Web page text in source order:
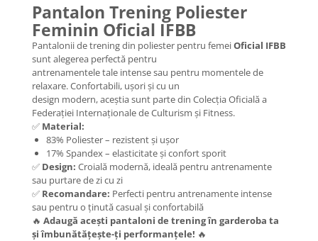
Pantalon Trening Poliester
Feminin Oficial IFBB
Pantalonii de trening din poliester pentru femeiOficial IFBB
sunt alegerea perfectă pentru
antrenamentele tale intense sau pentru momentele de
relaxare. Confortabili, ușori și cu un
design modern, aceștia sunt parte din Colecția Oficială a
Federației Internaționale de Culturism și Fitness.
✅ Material:
83% Poliester – rezistent și ușor
17% Spandex – elasticitate și confort sporit
✅ Design: Croială modernă, ideală pentru antrenamente
sau purtare de zi cu zi
✅ Recomandare: Perfecti pentru antrenamente intense
sau pentru o ținută casual și confortabilă
🔥 Adaugă acești pantaloni de trening în garderoba ta
și îmbunătățește-ți performanțele! 🔥